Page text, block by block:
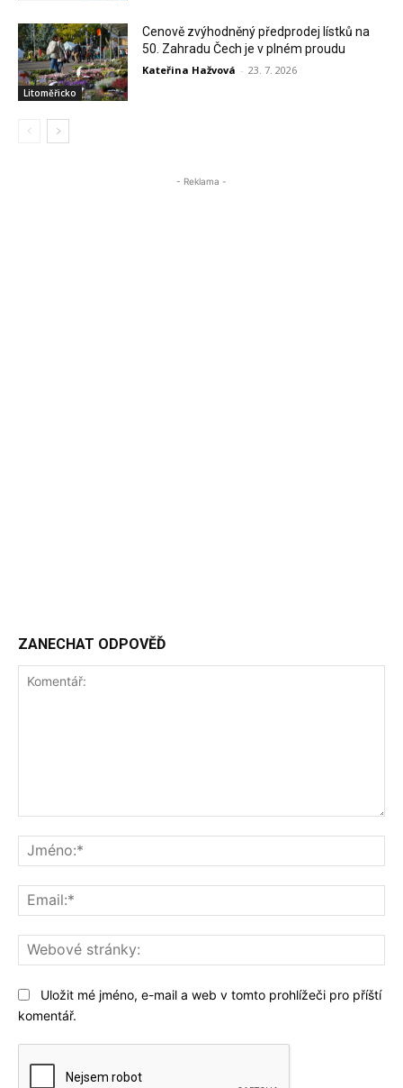
Litoměřicko
Cenově zvýhodněný předprodej lístků na
50. Zahradu Čech je v plném proudu
Kateřina Hažvová - 23. 7. 2026
- Reklama -
ZANECHAT ODPOVĚĎ
Uložit mé jméno, e-mail a web v tomto prohlížeči pro příští
komentář.